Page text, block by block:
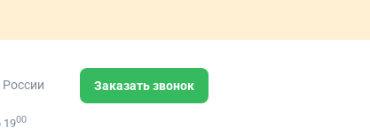
Заказать звонок
1900